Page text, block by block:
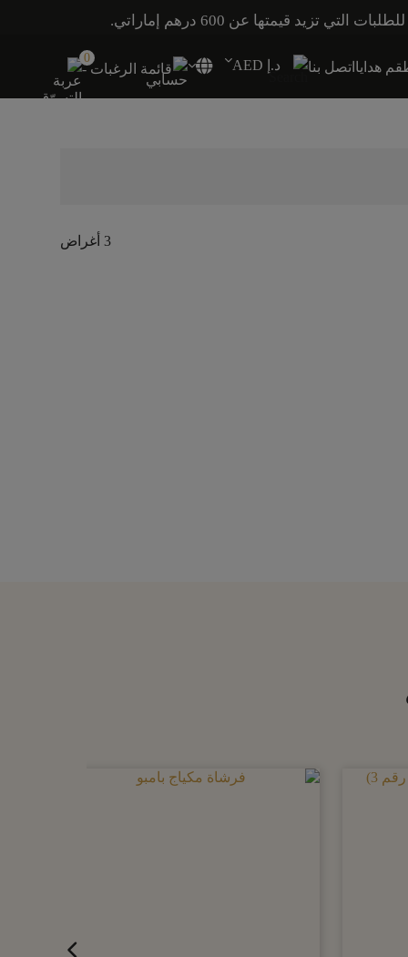
هدايا اتصل بنا د.إ AED قائمة الرغبات -
0
3 أغراض